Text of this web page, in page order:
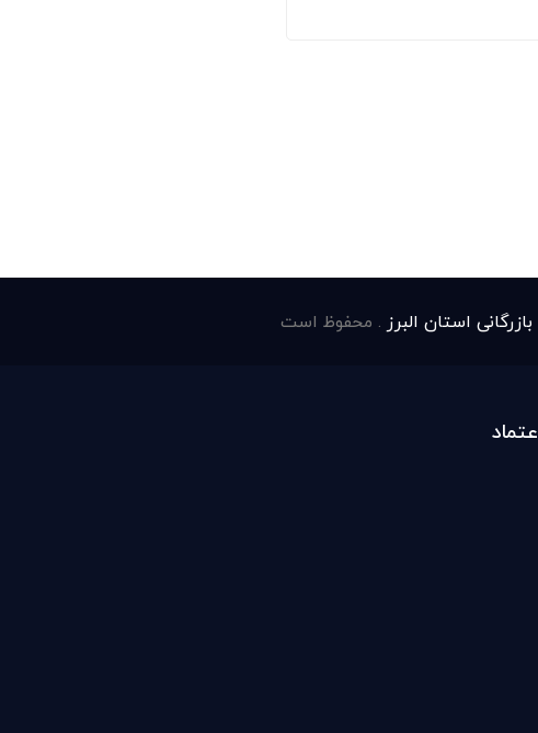
بازرگانی استان البرز . محفوظ است